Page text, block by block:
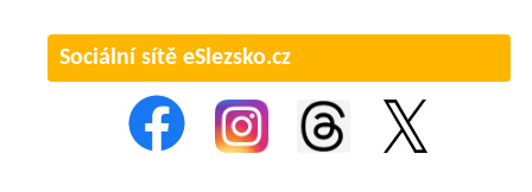
Sociální sítě eSlezsko.cz